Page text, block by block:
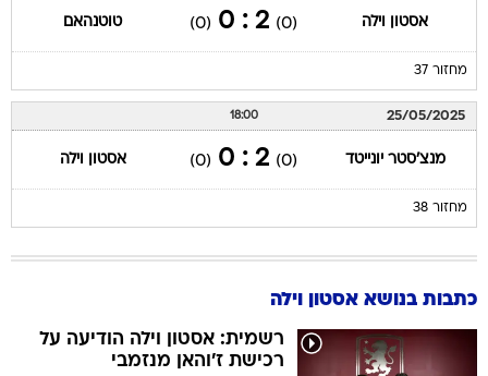
אסטון וילה (0)
2 : 0
(0) טוטנהאם
מחזור 37
25/05/2025
18:00
מנצ'סטר יונייטד (0)
2 : 0
(0) אסטון וילה
מחזור 38
כתבות בנושא אסטון וילה
רשמית: אסטון וילה הודיעה על
רכישת ז'והאן מנזמבי